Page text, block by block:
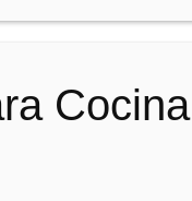
i
Cocina